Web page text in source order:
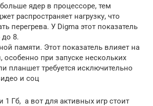
ядер в процессоре, тем
распространяет нагрузку, что
перегрева. У Digma этот показатель
до 8.
памяти. Этот показатель влияет на
особенно при запуске нескольких
планшет требуется исключительно
и соц
1 Гб, а вот для активных игр стоит